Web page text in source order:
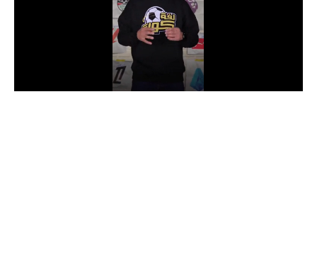
الدوري السعودي للمحترفين